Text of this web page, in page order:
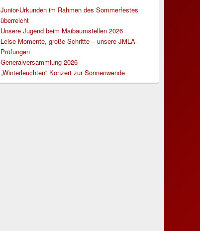
Junior-Urkunden im Rahmen des Sommerfestes
überreicht
Unsere Jugend beim Maibaumstellen 2026
Leise Momente, große Schritte – unsere JMLA-
Prüfungen
Generalversammlung 2026
„Winterleuchten“ Konzert zur Sonnenwende